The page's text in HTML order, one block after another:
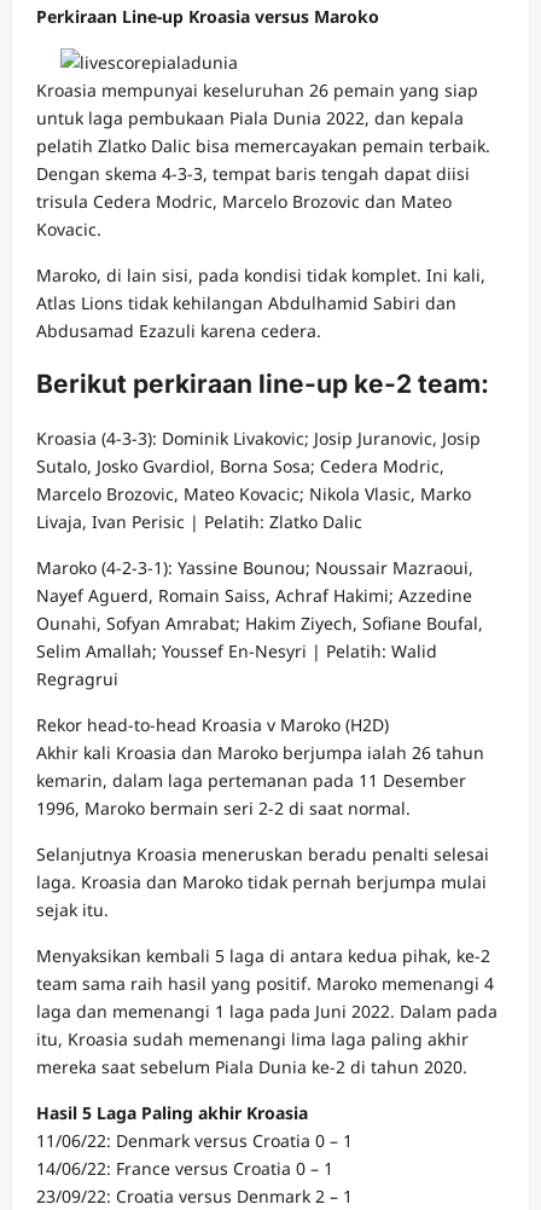
Perkiraan Line-up Kroasia versus Maroko
Kroasia mempunyai keseluruhan 26 pemain yang siap
untuk laga pembukaan Piala Dunia 2022, dan kepala
pelatih Zlatko Dalic bisa memercayakan pemain terbaik.
Dengan skema 4-3-3, tempat baris tengah dapat diisi
trisula Cedera Modric, Marcelo Brozovic dan Mateo
Kovacic.
Maroko, di lain sisi, pada kondisi tidak komplet. Ini kali,
Atlas Lions tidak kehilangan Abdulhamid Sabiri dan
Abdusamad Ezazuli karena cedera.
Berikut perkiraan line-up ke-2 team:
Kroasia (4-3-3): Dominik Livakovic; Josip Juranovic, Josip
Sutalo, Josko Gvardiol, Borna Sosa; Cedera Modric,
Marcelo Brozovic, Mateo Kovacic; Nikola Vlasic, Marko
Livaja, Ivan Perisic | Pelatih: Zlatko Dalic
Maroko (4-2-3-1): Yassine Bounou; Noussair Mazraoui,
Nayef Aguerd, Romain Saiss, Achraf Hakimi; Azzedine
Ounahi, Sofyan Amrabat; Hakim Ziyech, Sofiane Boufal,
Selim Amallah; Youssef En-Nesyri | Pelatih: Walid
Regragrui
Rekor head-to-head Kroasia v Maroko (H2D)
Akhir kali Kroasia dan Maroko berjumpa ialah 26 tahun
kemarin, dalam laga pertemanan pada 11 Desember
1996, Maroko bermain seri 2-2 di saat normal.
Selanjutnya Kroasia meneruskan beradu penalti selesai
laga. Kroasia dan Maroko tidak pernah berjumpa mulai
sejak itu.
Menyaksikan kembali 5 laga di antara kedua pihak, ke-2
team sama raih hasil yang positif. Maroko memenangi 4
laga dan memenangi 1 laga pada Juni 2022. Dalam pada
itu, Kroasia sudah memenangi lima laga paling akhir
mereka saat sebelum Piala Dunia ke-2 di tahun 2020.
Hasil 5 Laga Paling akhir Kroasia
11/06/22: Denmark versus Croatia 0 – 1
14/06/22: France versus Croatia 0 – 1
23/09/22: Croatia versus Denmark 2 – 1